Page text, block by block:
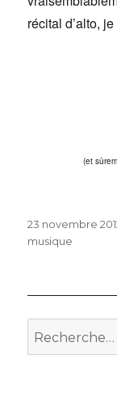
récital d’alto,
(et
Publié
le
23 novembre
musique
Recherche
pour